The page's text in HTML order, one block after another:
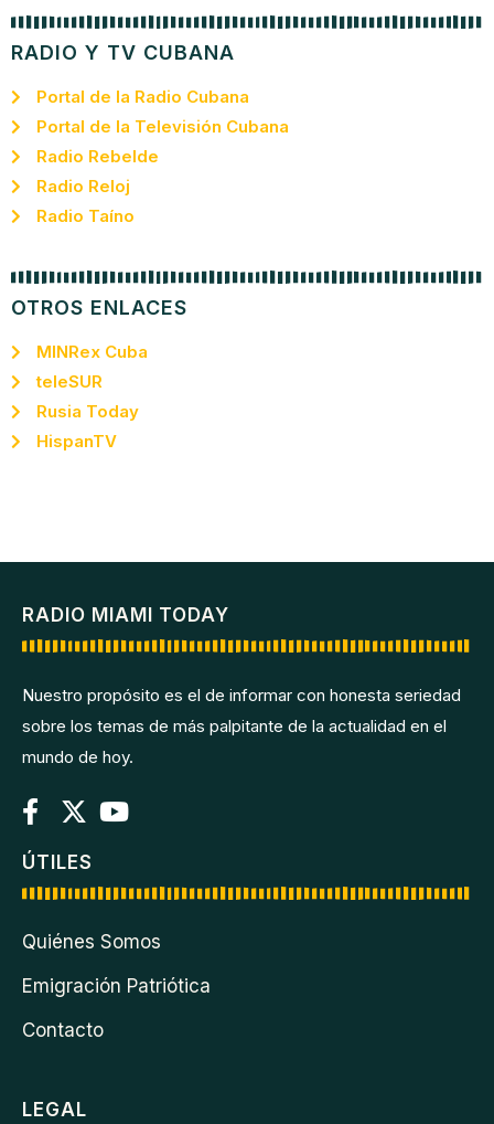
RADIO Y TV CUBANA
Portal de la Radio Cubana
Portal de la Televisión Cubana
Radio Rebelde
Radio Reloj
Radio Taíno
OTROS ENLACES
MINRex Cuba
teleSUR
Rusia Today
HispanTV
RADIO MIAMI TODAY
Nuestro propósito es el de informar con honesta seriedad
sobre los temas de más palpitante de la actualidad en el
mundo de hoy.
ÚTILES
Quiénes Somos
Emigración Patriótica
Contacto
LEGAL